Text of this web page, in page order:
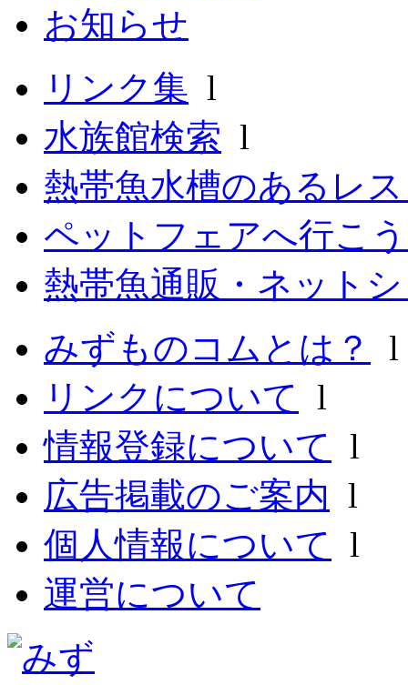
お知らせ
リンク集 l
水族館検索 l
熱帯魚水槽のあるレ
ペットフェアへ行こ
熱帯魚通販・ネット
みずものコムとは？
リンクについて l
情報登録について l
広告掲載のご案内 l
個人情報について l
運営について